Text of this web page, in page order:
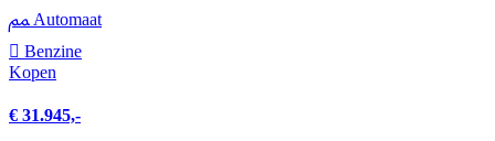
Automaat
Benzine
Kopen
€ 31.945,-